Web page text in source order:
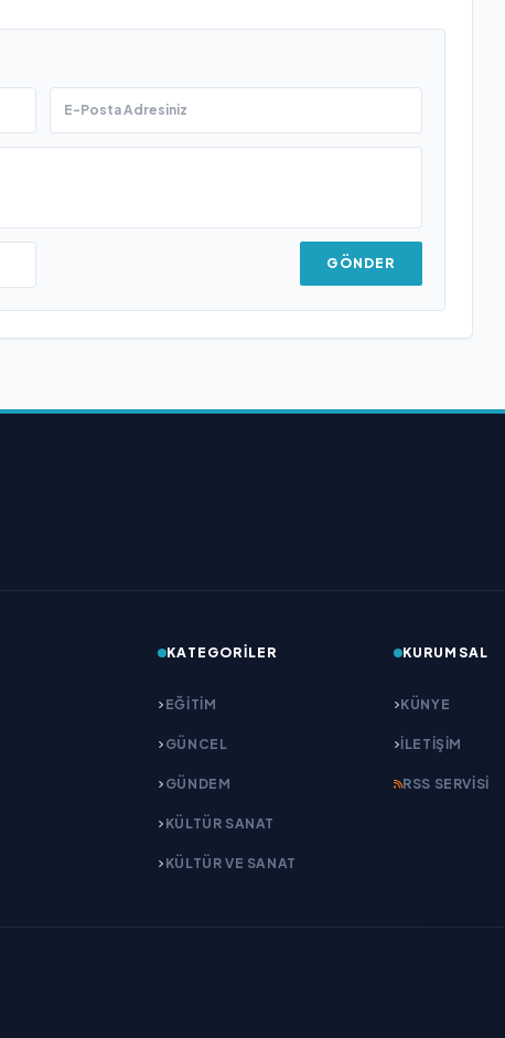
GÖNDER
KATEGORILER
EĞITIM
GÜNCEL
GÜNDEM
KÜLTÜR SANAT
KÜLTÜR VE SANAT
KURUMSAL
KÜNYE
İLETIŞIM
RSS SERVISI